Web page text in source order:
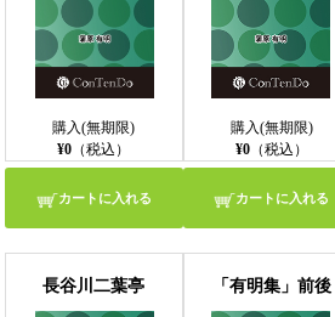
購入(無期限)
¥0 （税込）
カートに入れる
購入(無期限)
¥0（税込）
カートに入れる
長谷川二葉亭 「有明集」前後